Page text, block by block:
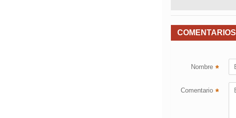
COMENTARIOS
Nombre *
Comentario *